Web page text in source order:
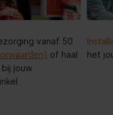
vanaf 50
of haal
jouw
het